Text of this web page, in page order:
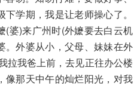
学期，我是让老师操心了。
(婆)来广州时(外嬷要去白云机
。外婆从小，父母、妹妹在外
拉我爸上前，去见正往办公楼
像那天中午的灿烂阳光，对我